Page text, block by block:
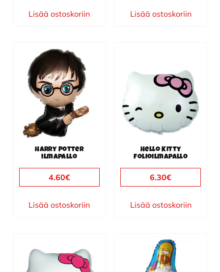
Lisää ostoskoriin Lisää ostoskoriin
Harry Potter
ilmapallo
4.60€
Lisää ostoskoriin
Hello Kitty
folioilmapallo
6.30€
Lisää ostoskoriin